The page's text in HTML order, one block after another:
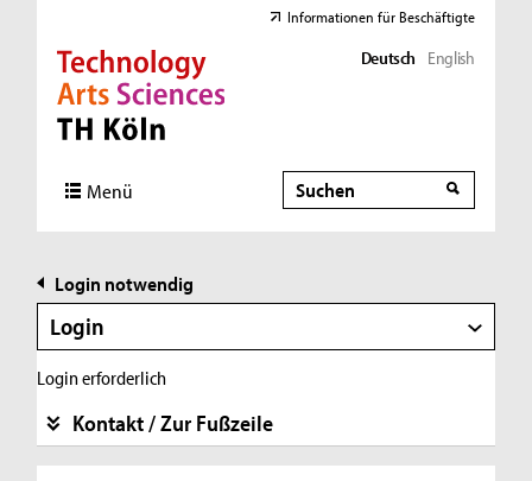
Direkt zur Hauptnavigation
Direkt zur Subnavigation
Direkt zum Inhalt
Direkt zum Fußbereich
Informationen für Beschäftigte
Deutsch English
Menü Suche
Suche
Login notwendig
Login
Login erforderlich
Kontakt / Zur Fußzeile